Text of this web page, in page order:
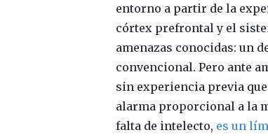
entorno a partir de la
córtex prefrontal y el
amenazas conocidas: un
convencional. Pero ante
sin experiencia previa
alarma proporcional a la
falta de intelecto, es un